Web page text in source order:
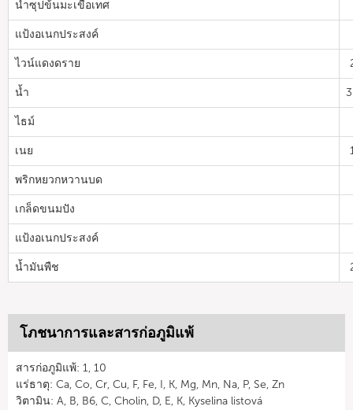
น้ำซุปข้นมะเขือเทศ
แป้งอเนกประสงค์
ไวน์แดงดราย
น้ำ
ไธม์
เนย
พริกหยวกหวานบด
เกล็ดขนมปัง
แป้งอเนกประสงค์
น้ำมันพืช
โภชนาการและสารก่อภูมิแพ้
สารก่อภูมิแพ้: 1, 10
แร่ธาตุ: Ca, Co, Cr, Cu, F, Fe, I, K, Mg, Mn, Na, P, Se, Zn
วิตามิน: A, B, B6, C, Cholin, D, E, K, Kyselina listová